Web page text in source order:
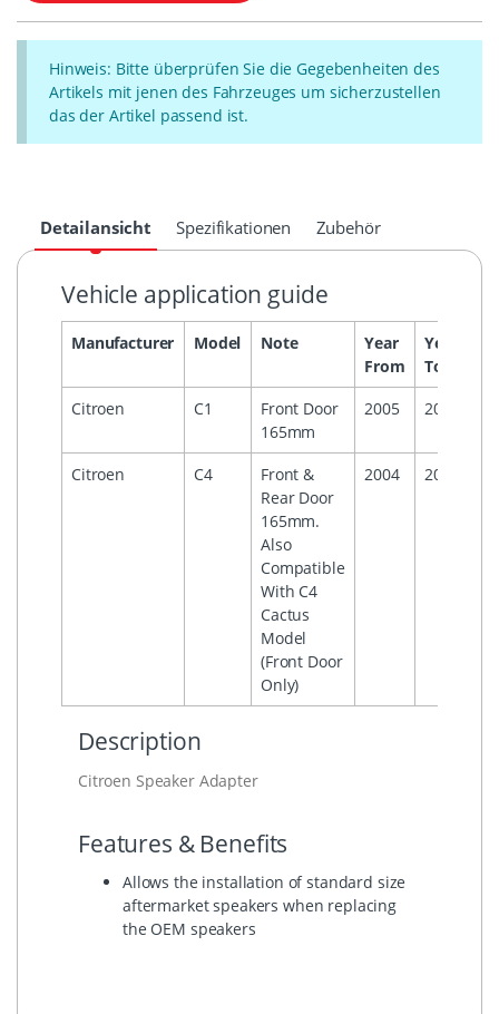
Hinweis: Bitte überprüfen Sie die Gegebenheiten des
Artikels mit jenen des Fahrzeuges um sicherzustellen
das der Artikel passend ist.
Detailansicht Spezifikationen Zubehör
Vehicle application guide
Manufacturer Model Note
Year
From
Year
To
Citroen C1
Front Door
165mm
2005 2014
Citroen C4
Front &
Rear Door
165mm.
Also
Compatible
With C4
Cactus
Model
(Front Door
Only)
2004 2014
Description
Citroen Speaker Adapter
Features & Benefits
Allows the installation of standard size
aftermarket speakers when replacing
the OEM speakers